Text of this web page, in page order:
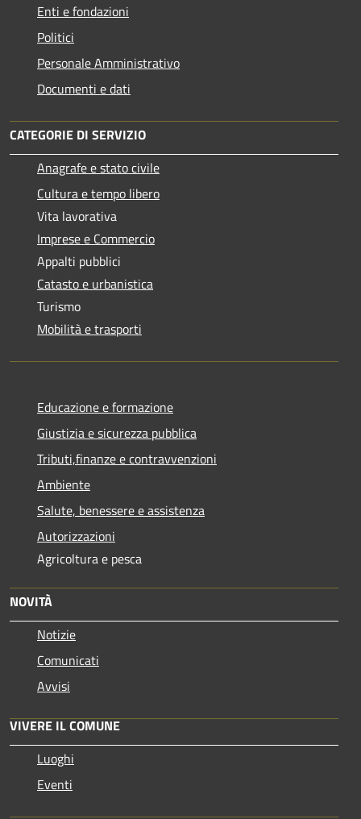
Enti e fondazioni
Politici
Personale Amministrativo
Documenti e dati
CATEGORIE DI SERVIZIO
Anagrafe e stato civile
Cultura e tempo libero
Vita lavorativa
Imprese e Commercio
Appalti pubblici
Catasto e urbanistica
Turismo
Mobilità e trasporti
Educazione e formazione
Giustizia e sicurezza pubblica
Tributi,finanze e contravvenzioni
Ambiente
Salute, benessere e assistenza
Autorizzazioni
Agricoltura e pesca
NOVITÀ
Notizie
Comunicati
Avvisi
VIVERE IL COMUNE
Luoghi
Eventi